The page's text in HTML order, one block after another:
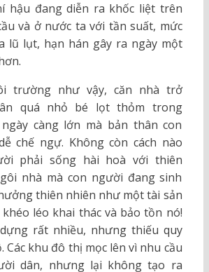
hậu đang diễn ra khốc liệt trên
và ở nước ta với tần suất, mức
lũ lụt, hạn hán gây ra ngày một
trường như vậy, căn nhà trở
quá nhỏ bé lọt thỏm trong
càng lớn mà bản thân con
chế ngự. Không còn cách nào
phải sống hài hoà với thiên
nhà mà con người đang sinh
thiên nhiên như một tài sản
khéo léo khai thác và bảo tồn nó!
rất nhiều, nhưng thiếu quy
Các khu đô thị mọc lên vì nhu cầu
dân, nhưng lại không tạo ra